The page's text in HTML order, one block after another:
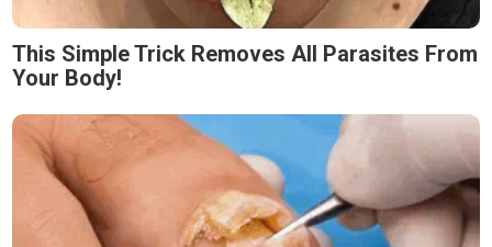
This Simple Trick Removes All Parasites From
Your Body!